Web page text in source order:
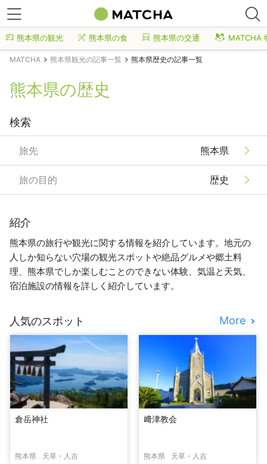
熊本県の観光 熊本県の食 熊本県の交通 MATCHA
MATCHA 熊本県観光の記事一覧 熊本県歴史の記事一覧
熊本県の歴史
検索
旅先 熊本県
旅の目的 歴史
紹介
熊本県の旅行や観光に関する情報を紹介しています。地元の
人しか知らない穴場の観光スポットや絶品グルメや郷土料
理、熊本県でしか楽しむことのできない体験、気温と天気、
宿泊施設の情報を詳しく紹介しています。
人気のスポット More
倉岳神社
熊本県 天草・人吉
﨑津教会
熊本県 天草・人吉